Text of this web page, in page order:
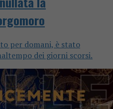
per domani, è stato
dei giorni scorsi.